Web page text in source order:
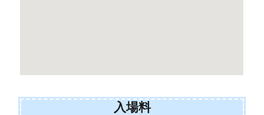
入場料